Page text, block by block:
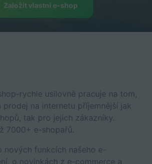
Založit vlastní e-shop
rychle usilovně pracuje na tom,
prodej na internetu příjemnější jak
tak pro jejich zákazníky.
7000+ e-shopařů.
nových funkcích našeho e-
o novinkách z e-commerce a